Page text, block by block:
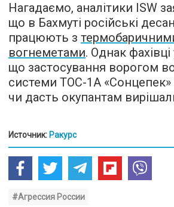
Нагадаємо, аналітики ISW
що в Бахмуті російські
працюють з
вогнеметами. Однак фахівці
що застосування ворогом
системи ТОС-1А «Сонцепек»
чи дасть окупантам
Источник: Ракурс
#Агрессия России